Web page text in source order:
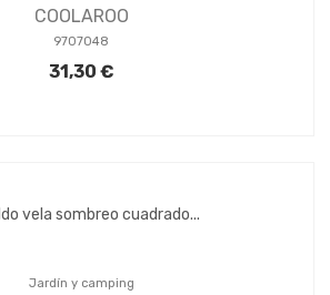
COOLAROO
9707048
31,30 €
Jardín y camping